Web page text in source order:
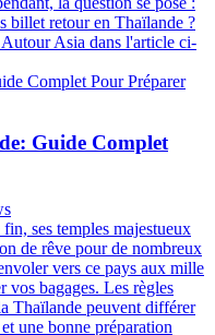
billet retour en Thaïlande ?
Asia dans l'article ci-
Guide Complet
ses temples majestueux
de rêve pour de nombreux
vers ce pays aux mille
vos bagages. Les règles
Thaïlande peuvent différer
une bonne préparation